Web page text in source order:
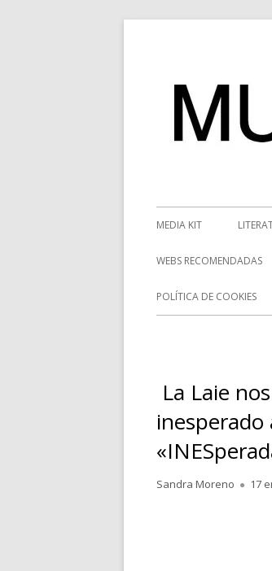
Menú
principal
MEDIA KIT
WEBS RECOMENDADAS
POLÍTICA DE COOKIES
La Laie
inesperado
Autor
Sandra Moreno 17